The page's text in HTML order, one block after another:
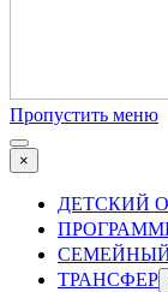
Пропустить меню
×
ДЕТСКИЙ
ТРАНСФЕР